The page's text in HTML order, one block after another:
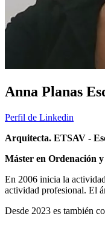
Anna Planas
Perfil de Linkedin
Arquitecta. ETSAV -
Máster en Ordenación
En 2006 inicia la
actividad profesional. El
Desde 2023 es también